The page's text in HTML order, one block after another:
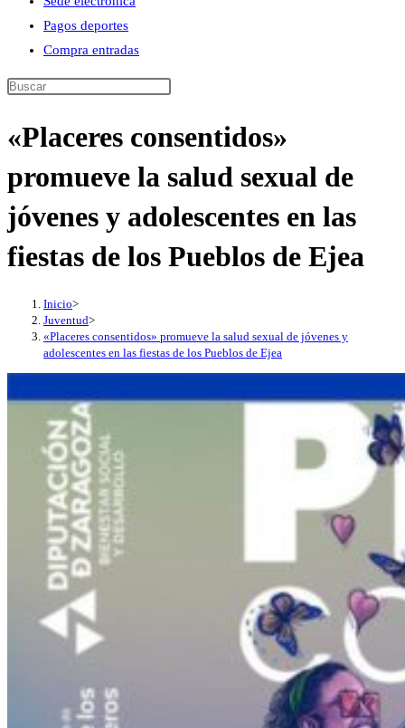
Pagos deportes
Compra entradas
Buscar
esta
«Placeres consentidos»
promueve la salud sexual de
jóvenes y adolescentes en las
fiestas de los Pueblos de Ejea
Inicio>
Juventud>
«Placeres consentidos» promueve la salud sexual de jóvenes y
adolescentes en las fiestas de los Pueblos de Ejea